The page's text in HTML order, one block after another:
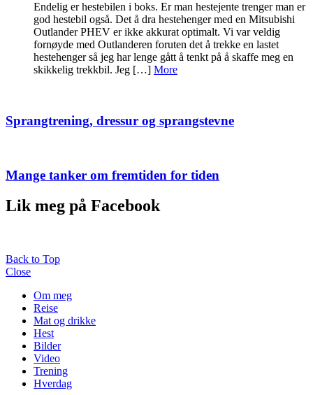
Endelig er hestebilen i boks. Er man hestejente trenger man er
god hestebil også. Det å dra hestehenger med en Mitsubishi
Outlander PHEV er ikke akkurat optimalt. Vi var veldig
fornøyde med Outlanderen foruten det å trekke en lastet
hestehenger så jeg har lenge gått å tenkt på å skaffe meg en
skikkelig trekkbil. Jeg […] More
Sprangtrening, dressur og sprangstevne
Mange tanker om fremtiden for tiden
Lik meg på Facebook
Back to Top
Close
Om meg
Reise
Mat og drikke
Hest
Bilder
Video
Trening
Hverdag